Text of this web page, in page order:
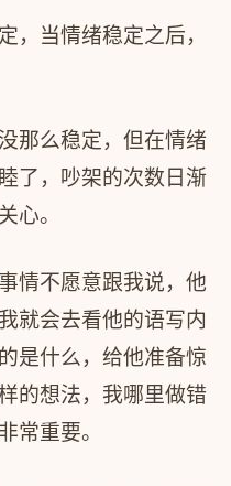
，当情绪稳定之后，
那么稳定，但在情绪
了，吵架的次数日渐
心。
情不愿意跟我说，他
就会去看他的语写内
是什么，给他准备惊
的想法，我哪里做错
常重要。